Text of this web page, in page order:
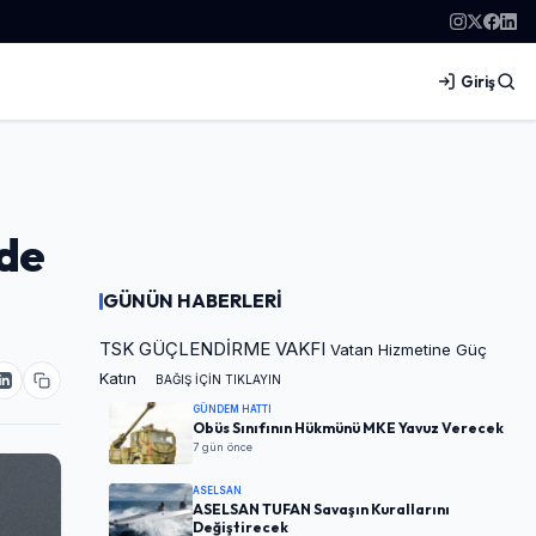
Giriş
GÜNÜN HABERLERİ
TSK GÜÇLENDİRME VAKFI Vatan Hizmetine Güç
Katın
BAĞIŞ İÇİN TIKLAYIN
GÜNDEM HATTI
Obüs Sınıfının Hükmünü MKE Yavuz Verecek
7 gün önce
ASELSAN
ASELSAN TUFAN Savaşın Kurallarını
Değiştirecek